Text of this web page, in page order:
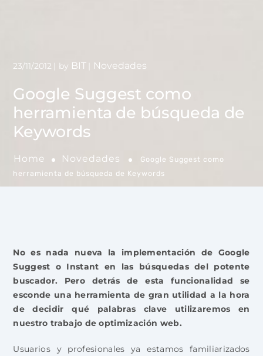
Google Suggest como
herramienta de búsqueda de
Keywords
Home Novedades
Google Suggest como
herramienta de búsqueda de Keywords
23/11/2012 by BIT Novedades
No es nada nueva la implementación de Google
Suggest o Instant en las búsquedas del potente
buscador. Pero detrás de esta funcionalidad se
esconde una herramienta de gran utilidad a la hora
de decidir qué palabras clave utilizaremos en
nuestro trabajo de optimización web.
Usuarios y profesionales ya estamos familiarizados